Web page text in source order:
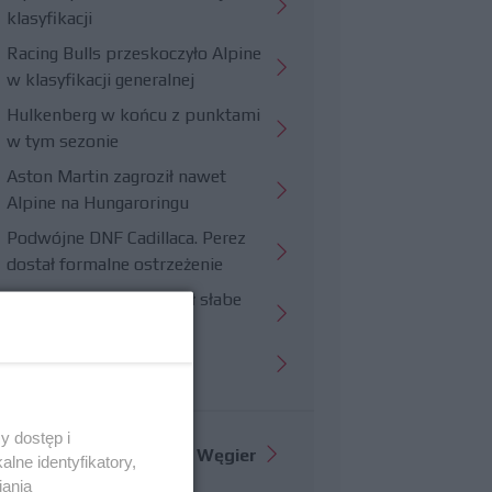
klasyfikacji
Racing Bulls przeskoczyło Alpine
w klasyfikacji generalnej
Hulkenberg w końcu z punktami
w tym sezonie
Aston Martin zagroził nawet
Alpine na Hungaroringu
Podwójne DNF Cadillaca. Perez
dostał formalne ostrzeżenie
Hungaroring potwierdził słabe
Więcej informacji o GP Węgier
dostęp i
identyfikatory,